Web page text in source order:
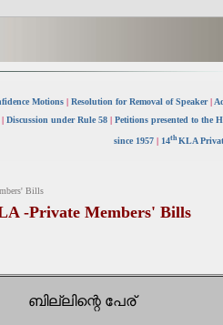
Motions | Resolution for Removal of Speaker|
| Discussion under Rule 58 | Petitions presented to the
since 1957 | 14thKLA
Bills
-Private Members' Bills
ബില്ലിന്റെ പേര്